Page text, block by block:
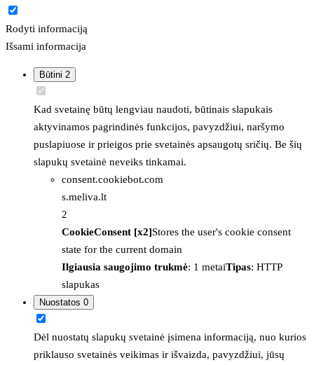
Rodyti informaciją
Išsami informacija
Būtini 2
Kad svetainę būtų lengviau naudoti, būtinais slapukais
aktyvinamos pagrindinės funkcijos, pavyzdžiui, naršymo
puslapiuose ir prieigos prie svetainės apsaugotų sričių. Be šių
slapukų svetainė neveiks tinkamai.
consent.cookiebot.com
s.meliva.lt
2
CookieConsent [x2]Stores the user's cookie consent
state for the current domain
Ilgiausia saugojimo trukmė: 1 metaiTipas: HTTP
slapukas
Nuostatos 0
Dėl nuostatų slapukų svetainė įsimena informaciją, nuo kurios
priklauso svetainės veikimas ir išvaizda, pavyzdžiui, jūsų